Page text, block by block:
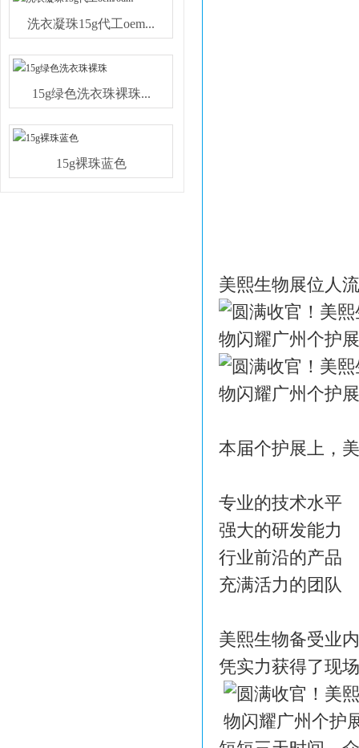
洗衣凝珠15g代工oem...
15g绿色洗衣珠裸珠...
15g裸珠蓝色
美熙生物展位人
本届个护展上，
专业的技术水平
强大的研发能力
行业前沿的产品
充满活力的团队
美熙生物备受业
凭实力获得了现